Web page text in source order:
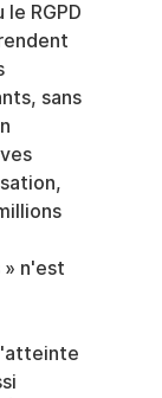
RGPD
sans
» n'est